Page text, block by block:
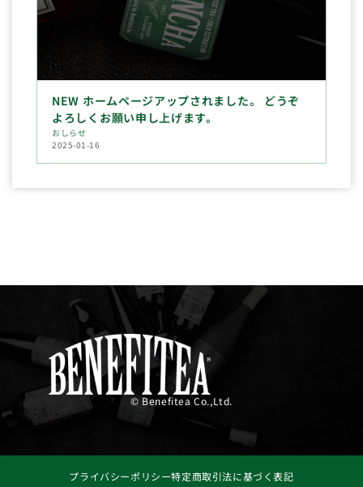
NEW ホームページアップされました。 どうぞ
よろしくお願い申し上げます。
おしらせ
2025-01-16
© Benefitea Co.,Ltd.
プライバシーポリシー特定商取引法に基づく表記